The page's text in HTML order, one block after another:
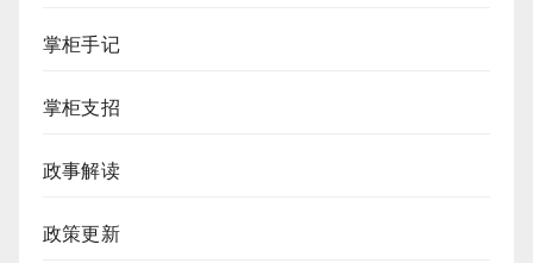
掌柜手记
掌柜支招
政事解读
政策更新